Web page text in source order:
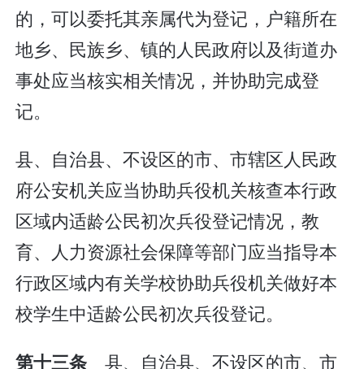
的，可以委托其亲属代为登记，户籍所在
地乡、民族乡、镇的人民政府以及街道办
事处应当核实相关情况，并协助完成登
记。
县、自治县、不设区的市、市辖区人民政
府公安机关应当协助兵役机关核查本行政
区域内适龄公民初次兵役登记情况，教
育、人力资源社会保障等部门应当指导本
行政区域内有关学校协助兵役机关做好本
校学生中适龄公民初次兵役登记。
第十三条县、自治县、不设区的市、市